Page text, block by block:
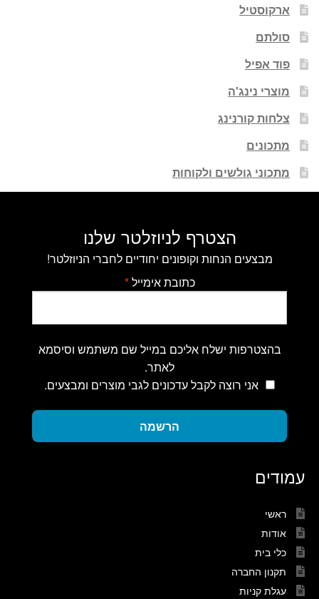
ארקוסטיל
סולתם
פוד אפיל
מוצרי נינג'ה
צלחות קורנינג
מתכונים
מתכוני גולשים ולקוחות
הצטרף לניוזלטר שלנו
מבצעים הנחות וקופונים יחודיים לחברי הניוזלטר!
כתובת אימייל*
בהצטרפות ישלח אליכם במייל שם משתמש וסיסמא
לאתר.
אני רוצה לקבל עדכונים לגבי מוצרים ומבצעים.
הרשמה
עמודים
ראשי
אודות
כלי בית
תקנון החברה
עגלת קניות